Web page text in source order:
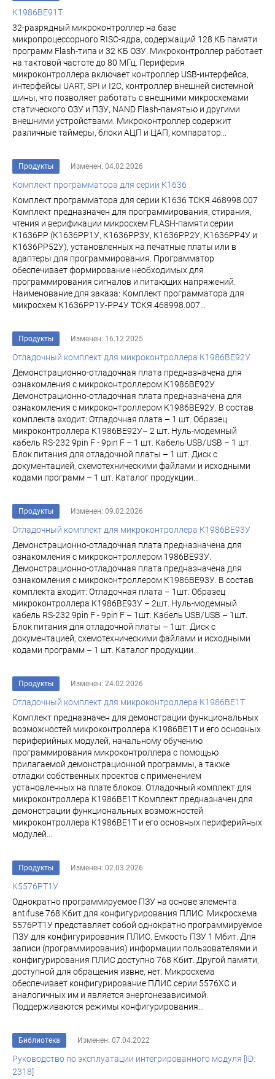
К1986ВЕ91Т
32-разрядный микроконтроллер на базе
микропроцессорного RISC-ядра, содержащий 128 КБ памяти
программ Flash-типа и 32 КБ ОЗУ. Микроконтроллер работает
на тактовой частоте до 80 МГц. Периферия
микроконтроллера включает контроллер USB-интерфейса,
интерфейсы UART, SPI и I2C, контроллер внешней системной
шины, что позволяет работать с внешними микросхемами
статического ОЗУ и ПЗУ, NAND Flash-памятью и другими
внешними устройствами. Микроконтроллер содержит
различные таймеры, блоки АЦП и ЦАП, компаратор...
Продукты Изменен: 04.02.2026
Комплект программатора для серии К1636
Комплект программатора для серии К1636 ТСКЯ.468998.007
Комплект предназначен для программирования, стирания,
чтения и верификации микросхем FLASH-памяти серии
К1636РР (К1636РР1У, К1636РР3У, К1636РР2У, К1636РР4У и
К1636РР52У), установленных на печатные платы или в
адаптеры для программирования. Программатор
обеспечивает формирование необходимых для
программирования сигналов и питающих напряжений.
Наименование для заказа: Комплект программатора для
микросхем К1636РР1У-РР4У ТСКЯ.468998.007...
Продукты Изменен: 16.12.2025
Отладочный комплект для микроконтроллера К1986ВЕ92У
Демонстрационно-отладочная плата предназначена для
ознакомления с микроконтроллером К1986ВЕ92У
Демонстрационно-отладочная плата предназначена для
ознакомления с микроконтроллером К1986ВЕ92У. В состав
комплекта входит: Отладочная плата – 1 шт. Образец
микроконтроллера К1986ВЕ92У– 2 шт. Нуль-модемный
кабель RS-232 9pin F - 9pin F – 1 шт. Кабель USB/USB – 1 шт.
Блок питания для отладочной платы – 1 шт. Диск с
документацией, схемотехническими файлами и исходными
кодами программ – 1 шт. Каталог продукции...
Продукты Изменен: 09.02.2026
Отладочный комплект для микроконтроллера К1986ВЕ93У
Демонстрационно-отладочная плата предназначена для
ознакомления с микроконтроллером 1986ВЕ93У.
Демонстрационно-отладочная плата предназначена для
ознакомления с микроконтроллером К1986ВЕ93У. В состав
комплекта входит: Отладочная плата – 1шт. Образец
микроконтроллера К1986ВЕ93У – 2шт. Нуль-модемный
кабель RS-232 9pin F - 9pin F – 1шт. Кабель USB/USB – 1шт.
Блок питания для отладочной платы – 1шт. Диск с
документацией, схемотехническими файлами и исходными
кодами программ – 1 шт. Каталог продукции...
Продукты Изменен: 24.02.2026
Отладочный комплект для микроконтроллера К1986ВЕ1Т
Комплект предназначен для демонстрации функциональных
возможностей микроконтроллера К1986ВЕ1Т и его основных
периферийных модулей, начальному обучению
программирования микроконтроллера с помощью
прилагаемой демонстрационной программы, а также
отладки собственных проектов с применением
установленных на плате блоков. Отладочный комплект для
микроконтроллера К1986ВЕ1Т Комплект предназначен для
демонстрации функциональных возможностей
микроконтроллера К1986ВЕ1Т и его основных периферийных
модулей...
Продукты Изменен: 02.03.2026
К5576РТ1У
Однократно программируемое ПЗУ на основе элемента
antifuse 768 Кбит для конфигурирования ПЛИС. Микросхема
5576РТ1У представляет собой однократно программируемое
ПЗУ для конфигурирования ПЛИС. Емкость ПЗУ 1 Мбит. Для
записи (программирования) информации пользователями и
конфигурирования ПЛИС доступно 768 Кбит. Другой памяти,
доступной для обращения извне, нет. Микросхема
обеспечивает конфигурирование ПЛИС серии 5576ХС и
аналогичных им и является энергонезависимой.
Поддерживаются режимы конфигурирования...
Библиотека Изменен: 07.04.2022
Руководство по эксплуатации интегрированного модуля [ID:
2318]